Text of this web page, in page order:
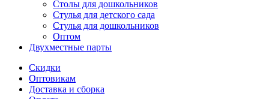
Столы для дошкольников
Стулья для детского сада
Стулья для дошкольников
Оптом
Двухместные парты
Скидки
Оптовикам
Доставка и сборка